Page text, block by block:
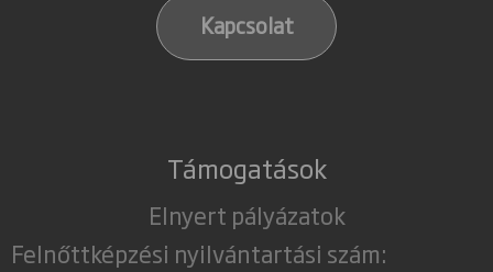
Kapcsolat
Támogatások
Elnyert pályázatok
Felnőttképzési nyilvántartási szám: